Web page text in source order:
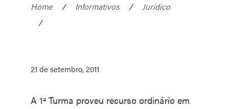
Home / Informativos /
Jurídico
/
21 de setembro, 2011
A 1ª Turma proveu recurso ordinário em